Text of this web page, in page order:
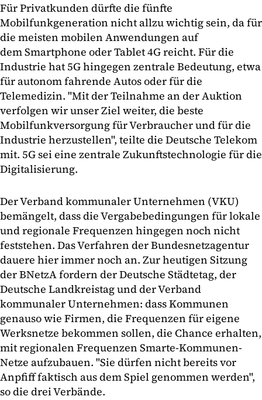
Für Privatkunden dürfte die fünfte
Mobilfunkgeneration nicht allzu wichtig sein, da für
die meisten mobilen Anwendungen auf
dem Smartphone oder Tablet 4G reicht. Für die
Industrie hat 5G hingegen zentrale Bedeutung, etwa
für autonom fahrende Autos oder für die
Telemedizin. "Mit der Teilnahme an der Auktion
verfolgen wir unser Ziel weiter, die beste
Mobilfunkversorgung für Verbraucher und für die
Industrie herzustellen", teilte die Deutsche Telekom
mit. 5G sei eine zentrale Zukunftstechnologie für die
Digitalisierung.
Der Verband kommunaler Unternehmen (VKU)
bemängelt, dass die Vergabebedingungen für lokale
und regionale Frequenzen hingegen noch nicht
feststehen. Das Verfahren der Bundesnetzagentur
dauere hier immer noch an. Zur heutigen Sitzung
der BNetzA fordern der Deutsche Städtetag, der
Deutsche Landkreistag und der Verband
kommunaler Unternehmen: dass Kommunen
genauso wie Firmen, die Frequenzen für eigene
Werksnetze bekommen sollen, die Chance erhalten,
mit regionalen Frequenzen Smarte-Kommunen-
Netze aufzubauen. "Sie dürfen nicht bereits vor
Anpfiff faktisch aus dem Spiel genommen werden",
so die drei Verbände.